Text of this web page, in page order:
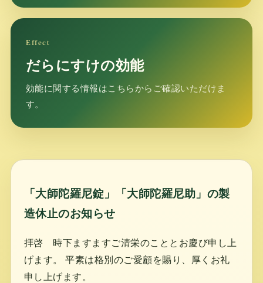
Effect
だらにすけの効能
効能に関する情報はこちらからご確認いただけま
す。
「大師陀羅尼錠」「大師陀羅尼助」の製
造休止のお知らせ
拝啓 時下ますますご清栄のこととお慶び申し上
げます。 平素は格別のご愛顧を賜り、厚くお礼
申し上げます。